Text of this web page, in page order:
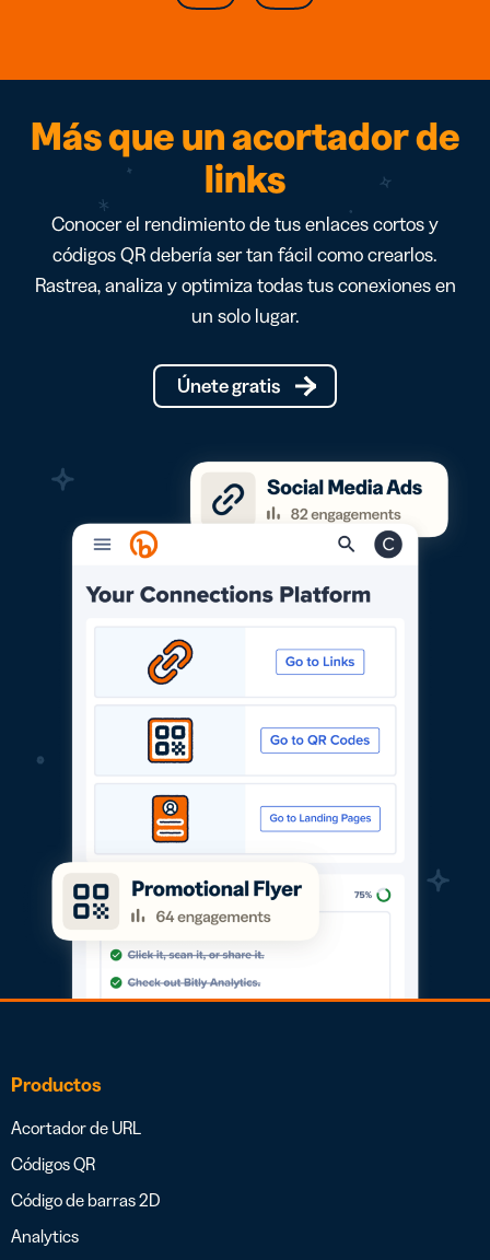
Más que un acortador de
links
Conocer el rendimiento de tus enlaces cortos y
códigos QR debería ser tan fácil como crearlos.
Rastrea, analiza y optimiza todas tus conexiones en
un solo lugar.
Únete gratis
Productos
Acortador de URL
Códigos QR
Código de barras 2D
Analytics